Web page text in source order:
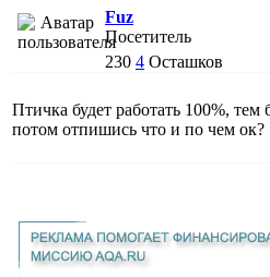
Fuz
Посетитель
230 4 Осташков
Птичка будет работать 100%, тем
потом отпишись что и по чем ок?